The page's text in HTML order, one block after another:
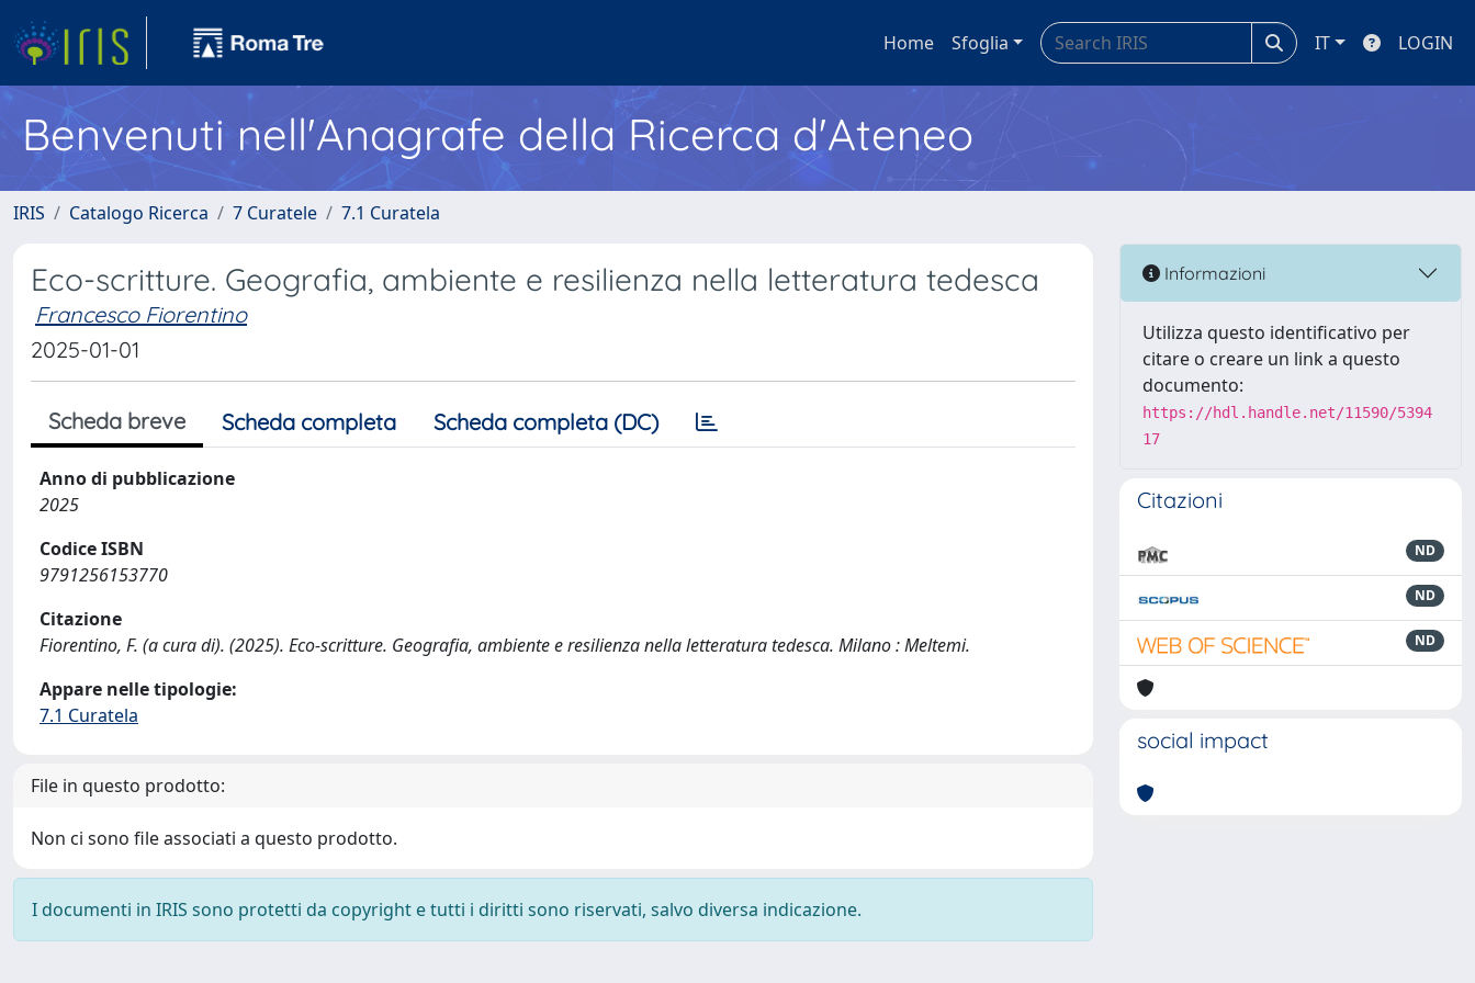
Home Sfoglia IT LOGIN
Benvenuti nell'Anagrafe della Ricerca d'Ateneo
IRIS Catalogo Ricerca 7 Curatele 7.1 Curatela
Eco-scritture. Geografia, ambiente e resilienza nella letteratura tedesca
Francesco Fiorentino
2025-01-01
Scheda breve Scheda completa Scheda completa (DC)
Anno di pubblicazione
2025
Codice ISBN
9791256153770
Citazione
Fiorentino, F. (a cura di). (2025). Eco-scritture. Geografia, ambiente e resilienza nella letteratura tedesca. Milano : Meltemi.
Appare nelle tipologie:
7.1 Curatela
File in questo prodotto:
Non ci sono file associati a questo prodotto.
I documenti in IRIS sono protetti da copyright e tutti i diritti sono riservati, salvo diversa indicazione.
Informazioni
Utilizza questo identificativo per
citare o creare un link a questo
documento:
https://hdl.handle.net/11590/5394
17
Citazioni
ND
ND
ND
social impact